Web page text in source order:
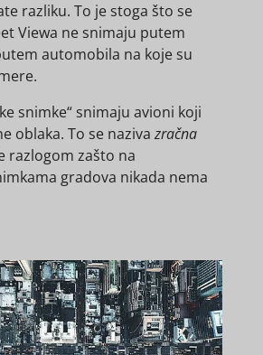
razliku. To je stoga što se
Viewa ne snimaju putem
automobila na koje su
snimke“ snimaju avioni koji
oblaka. To se naziva zračna
razlogom zašto na
gradova nikada nema